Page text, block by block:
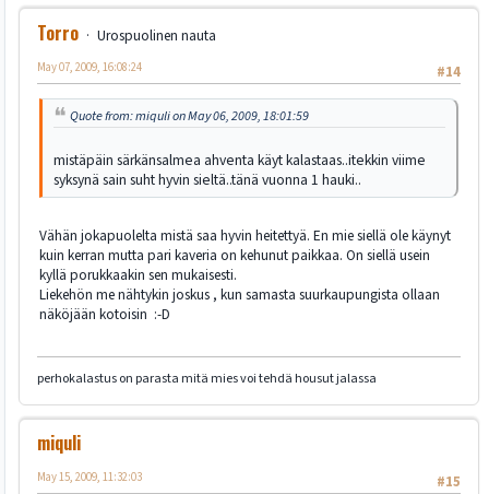
Torro
Urospuolinen nauta
#14
May 07, 2009, 16:08:24
Quote from: miquli on May 06, 2009, 18:01:59
mistäpäin särkänsalmea ahventa käyt kalastaas..itekkin viime
syksynä sain suht hyvin sieltä..tänä vuonna 1 hauki..
Vähän jokapuolelta mistä saa hyvin heitettyä. En mie siellä ole käynyt
kuin kerran mutta pari kaveria on kehunut paikkaa. On siellä usein
kyllä porukkaakin sen mukaisesti.
Liekehön me nähtykin joskus , kun samasta suurkaupungista ollaan
näköjään kotoisin :-D
perhokalastus on parasta mitä mies voi tehdä housut jalassa
miquli
#15
May 15, 2009, 11:32:03